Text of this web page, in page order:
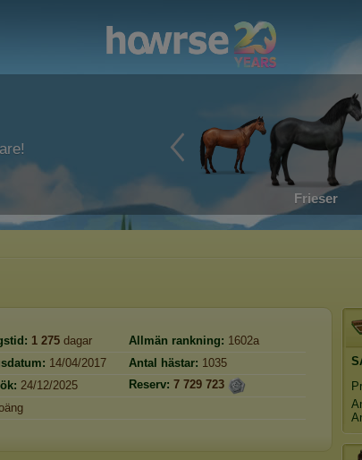
Frieser
1 275 dagar Allmän rankning: 1602a
14/04/2017 Antal hästar: 1035
24/12/2025 Reserv: 7 729 723